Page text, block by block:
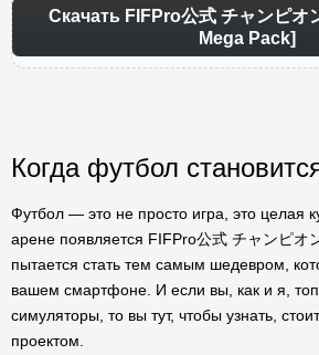
Скачать FIFPro公式 チャンピ
Mega Pack]
Когда футбол
Футбол — это не просто игра, это целая
арене появляется FIFPro公式 チャンピオ
пытается стать тем самым шедевром,
вашем смартфоне. И если вы, как и я,
симуляторы, то вы тут, чтобы узнать,
проектом.